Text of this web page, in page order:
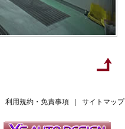
サイトマップ
利用規約・免責事項